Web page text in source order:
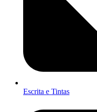
Escrita e Tintas